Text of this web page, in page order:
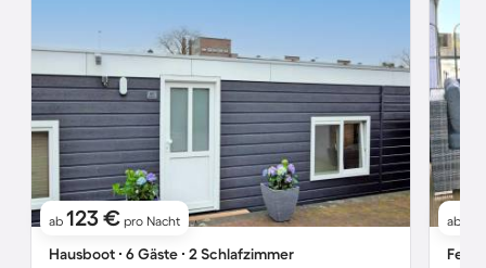
ab 123 € pro Nacht
Hausboot ∙ 6 Gäste ∙ 2 Schlafzimmer
ab